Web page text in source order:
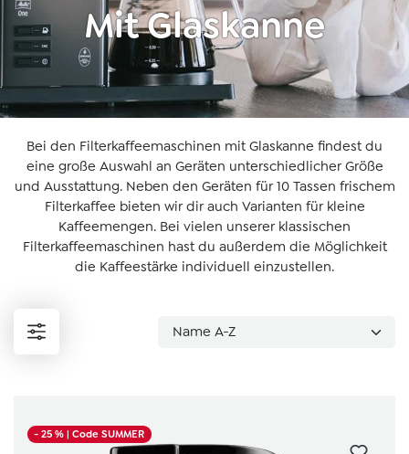
Mit Glaskanne
Bei den Filterkaffeemaschinen mit Glaskanne findest du
eine große Auswahl an Geräten unterschiedlicher Größe
und Ausstattung. Neben den Geräten für 10 Tassen frischem
Filterkaffee bieten wir dir auch Varianten für kleine
Kaffeemengen. Bei vielen unserer klassischen
Filterkaffeemaschinen hast du außerdem die Möglichkeit
die Kaffeestärke individuell einzustellen.
- 25 %| Code SUMMER